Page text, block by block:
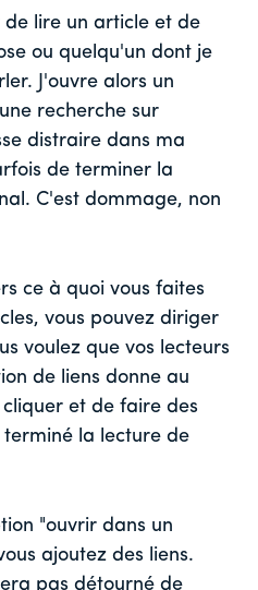
de lire un article et de
ou quelqu'un dont je
J'ouvre alors un
recherche sur
distraire dans ma
de terminer la
C'est dommage, non
ce à quoi vous faites
vous pouvez diriger
voulez que vos lecteurs
de liens donne au
et de faire des
la lecture de
"ouvrir dans un
ajoutez des liens.
pas détourné de